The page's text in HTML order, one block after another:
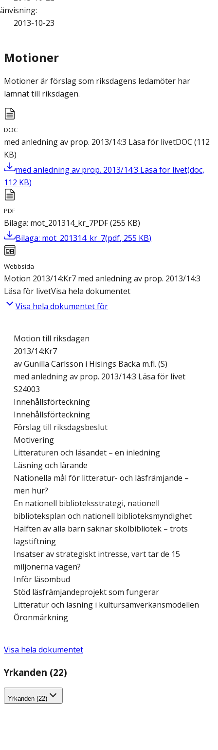
:
2013-10-23
Motioner
Motioner är förslag som riksdagens ledamöter har
lämnat till riksdagen.
DOC
med anledning av prop. 2013/14:3 Läsa för livetDOC (112
KB)
med anledning av prop. 2013/14:3 Läsa för livet(doc,
112 KB)
PDF
Bilaga: mot_201314_kr_7PDF(255 KB)
Bilaga: mot_201314_kr_7(pdf, 255 KB)
Webbsida
Motion 2013/14:Kr7 med anledning av prop. 2013/14:3
Läsa för livetVisa hela dokumentet
Visa hela dokumentet för
Motion till riksdagen
2013/14:Kr7
av Gunilla Carlsson i Hisings Backa m.fl. (S)
med anledning av prop. 2013/14:3 Läsa för livet
S24003
Innehållsförteckning
Innehållsförteckning
Förslag till riksdagsbeslut
Motivering
Litteraturen och läsandet – en inledning
Läsning och lärande
Nationella mål för litteratur- och läsfrämjande –
men hur?
En nationell biblioteksstrategi, nationell
biblioteksplan och nationell biblioteksmyndighet
Hälften av alla barn saknar skolbibliotek – trots
lagstiftning
Insatser av strategiskt intresse, vart tar de 15
miljonerna vägen?
Inför läsombud
Stöd läsfrämjandeprojekt som fungerar
Litteratur och läsning i kultursamverkansmodellen
Öronmärkning
Visa hela dokumentet
Yrkanden (22)
Yrkanden (22)